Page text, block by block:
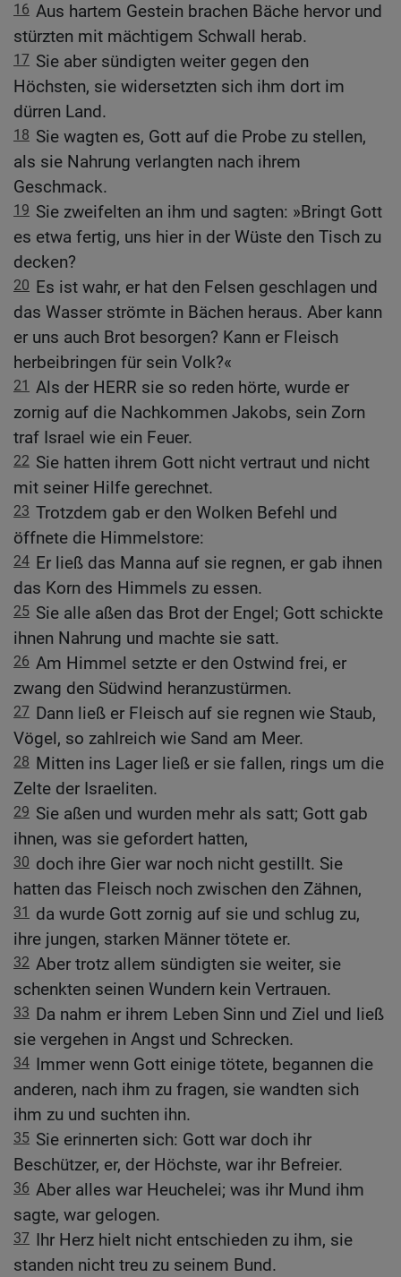
16 Aus hartem Gestein brachen Bäche hervor und
stürzten mit mächtigem Schwall herab.
17 Sie aber sündigten weiter gegen den
Höchsten, sie widersetzten sich ihm dort im
dürren Land.
18 Sie wagten es, Gott auf die Probe zu stellen,
als sie Nahrung verlangten nach ihrem
Geschmack.
19 Sie zweifelten an ihm und sagten: »Bringt Gott
es etwa fertig, uns hier in der Wüste den Tisch zu
decken?
20 Es ist wahr, er hat den Felsen geschlagen und
das Wasser strömte in Bächen heraus. Aber kann
er uns auch Brot besorgen? Kann er Fleisch
herbeibringen für sein Volk?«
21 Als der HERR sie so reden hörte, wurde er
zornig auf die Nachkommen Jakobs, sein Zorn
traf Israel wie ein Feuer.
22 Sie hatten ihrem Gott nicht vertraut und nicht
mit seiner Hilfe gerechnet.
23 Trotzdem gab er den Wolken Befehl und
öffnete die Himmelstore:
24 Er ließ das Manna auf sie regnen, er gab ihnen
das Korn des Himmels zu essen.
25 Sie alle aßen das Brot der Engel; Gott schickte
ihnen Nahrung und machte sie satt.
26 Am Himmel setzte er den Ostwind frei, er
zwang den Südwind heranzustürmen.
27 Dann ließ er Fleisch auf sie regnen wie Staub,
Vögel, so zahlreich wie Sand am Meer.
28 Mitten ins Lager ließ er sie fallen, rings um die
Zelte der Israeliten.
29 Sie aßen und wurden mehr als satt; Gott gab
ihnen, was sie gefordert hatten,
30 doch ihre Gier war noch nicht gestillt. Sie
hatten das Fleisch noch zwischen den Zähnen,
31
da wurde Gott zornig auf sie und schlug zu,
ihre jungen, starken Männer tötete er.
32 Aber trotz allem sündigten sie weiter, sie
schenkten seinen Wundern kein Vertrauen.
33 Da nahm er ihrem Leben Sinn und Ziel und ließ
sie vergehen in Angst und Schrecken.
34 Immer wenn Gott einige tötete, begannen die
anderen, nach ihm zu fragen, sie wandten sich
ihm zu und suchten ihn.
35 Sie erinnerten sich: Gott war doch ihr
Beschützer, er, der Höchste, war ihr Befreier.
36 Aber alles war Heuchelei; was ihr Mund ihm
sagte, war gelogen.
37 Ihr Herz hielt nicht entschieden zu ihm, sie
standen nicht treu zu seinem Bund.